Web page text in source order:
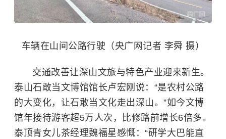
车辆在山间公路行驶（央广网记者 李舜 摄）
交通改善让深山文旅与特色产业迎来新生。
泰山石敢当文博馆馆长卢宏刚说：“是农村公路
的大变化，让石敢当文化走出深山。”如今文博
馆年接待游客超5万人次，比修路前增长6倍多。
泰顶青女儿茶经理魏福星感慨：“研学大巴能直